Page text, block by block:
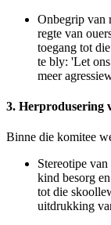
Onbegrip van
regte van
toegang tot
te bly: 'Let
meer
3. Herprodusering
Binne die komitee
Stereotipe
kind besorg
tot die
uitdrukking